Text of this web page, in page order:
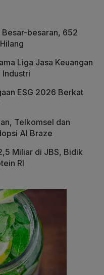
Besar-besaran, 652
Liga Jasa Keuangan
ESG 2026 Berkat
Telkomsel dan
AI Braze
Miliar di JBS, Bidik
RI